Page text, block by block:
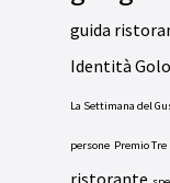
guida
Identità
La Settimana del
persone Premio